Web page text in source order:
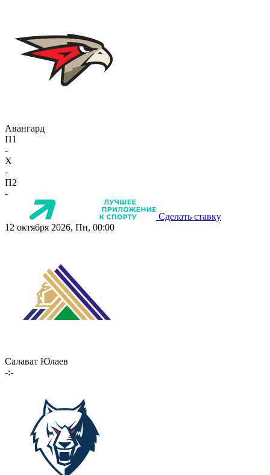
Авангард
П1
-
X
-
П2
-
Сделать ставку
12 октября 2026, Пн, 00:00
Салават Юлаев
-:-